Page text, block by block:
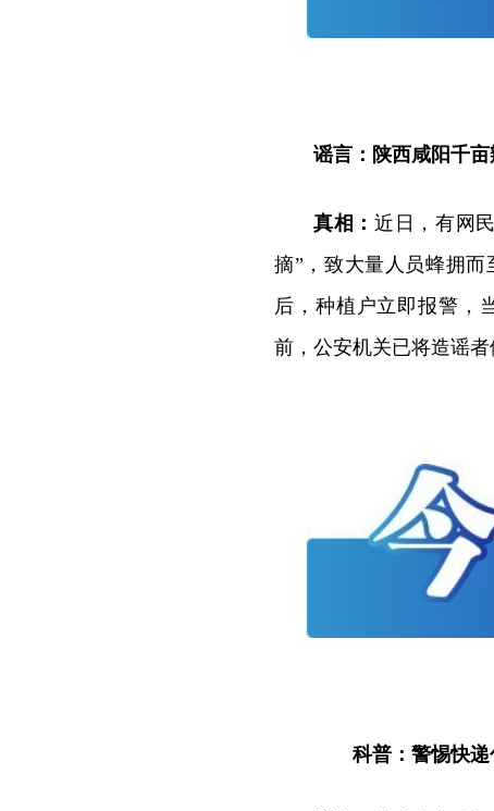
谣言：陕西咸阳千亩
真相： 近日，有网
摘”，致大量人员蜂拥
后，种植户立即报警，
前，公安机关已将造谣者
科普：警惕快递